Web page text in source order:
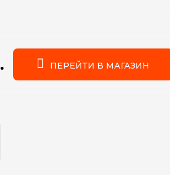
ПЕРЕЙТИ В МАГАЗИН